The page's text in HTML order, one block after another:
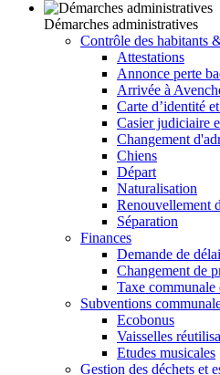
Démarches administratives
Contrôle des habitants
Attestations
Annonce perte
Arrivée à
Carte d’identité
Casier judiciaire
Changement
Chiens
Départ
Naturalisation
Renouvellement
Séparation
Finances
Demande de
Changement de
Taxe communale
Subventions
Ecobonus
Vaisselles
Etudes musicales
Gestion des déchets et